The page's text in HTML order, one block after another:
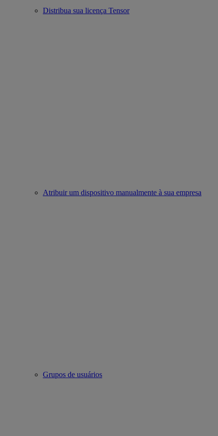
Distribua sua licença Tensor
Atribuir um dispositivo manualmente à sua empresa
Grupos de usuários